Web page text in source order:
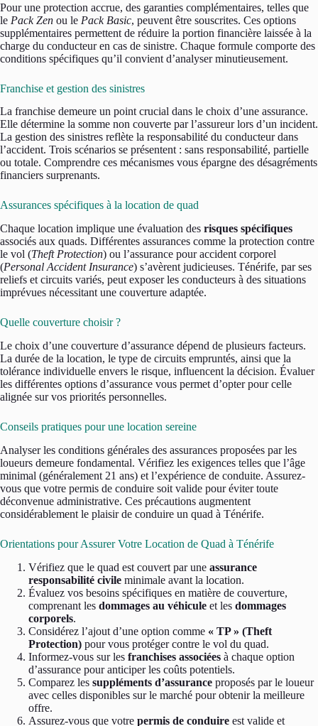
Pour une protection accrue, des garanties complémentaires, telles que
le Pack Zen ou le Pack Basic, peuvent être souscrites. Ces options
supplémentaires permettent de réduire la portion financière laissée à la
charge du conducteur en cas de sinistre. Chaque formule comporte des
conditions spécifiques qu’il convient d’analyser minutieusement.
Franchise et gestion des sinistres
La franchise demeure un point crucial dans le choix d’une assurance.
Elle détermine la somme non couverte par l’assureur lors d’un incident.
La gestion des sinistres reflète la responsabilité du conducteur dans
l’accident. Trois scénarios se présentent : sans responsabilité, partielle
ou totale. Comprendre ces mécanismes vous épargne des désagréments
financiers surprenants.
Assurances spécifiques à la location de quad
Chaque location implique une évaluation des risques spécifiques
associés aux quads. Différentes assurances comme la protection contre
le vol (Theft Protection) ou l’assurance pour accident corporel
(Personal Accident Insurance) s’avèrent judicieuses. Ténérife, par ses
reliefs et circuits variés, peut exposer les conducteurs à des situations
imprévues nécessitant une couverture adaptée.
Quelle couverture choisir ?
Le choix d’une couverture d’assurance dépend de plusieurs facteurs.
La durée de la location, le type de circuits empruntés, ainsi que la
tolérance individuelle envers le risque, influencent la décision. Évaluer
les différentes options d’assurance vous permet d’opter pour celle
alignée sur vos priorités personnelles.
Conseils pratiques pour une location sereine
Analyser les conditions générales des assurances proposées par les
loueurs demeure fondamental. Vérifiez les exigences telles que l’âge
minimal (généralement 21 ans) et l’expérience de conduite. Assurez-
vous que votre permis de conduire soit valide pour éviter toute
déconvenue administrative. Ces précautions augmentent
considérablement le plaisir de conduire un quad à Ténérife.
Orientations pour Assurer Votre Location de Quad à Ténérife
Vérifiez que le quad est couvert par une assurance
responsabilité civile minimale avant la location.
Évaluez vos besoins spécifiques en matière de couverture,
comprenant les dommages au véhicule et les dommages
corporels.
Considérez l’ajout d’une option comme « TP » (Theft
Protection) pour vous protéger contre le vol du quad.
Informez-vous sur les franchises associées à chaque option
d’assurance pour anticiper les coûts potentiels.
Comparez les suppléments d’assurance proposés par le loueur
avec celles disponibles sur le marché pour obtenir la meilleure
offre.
Assurez-vous que votre permis de conduire est valide et